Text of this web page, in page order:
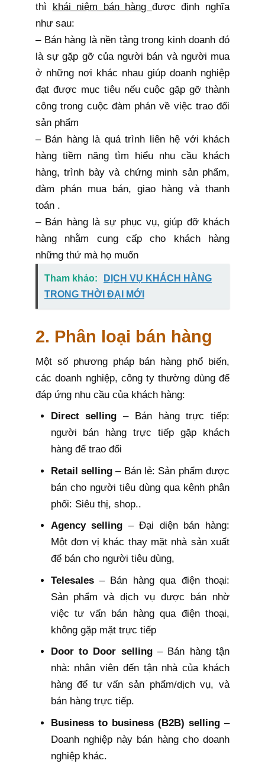
thì khái niệm bán hàng được định nghĩa
như sau:
– Bán hàng là nền tảng trong kinh doanh đó
là sự gặp gỡ của người bán và người mua
ở những nơi khác nhau giúp doanh nghiệp
đạt được mục tiêu nếu cuộc gặp gỡ thành
công trong cuộc đàm phán về việc trao đổi
sản phẩm
– Bán hàng là quá trình liên hệ với khách
hàng tiềm năng tìm hiểu nhu cầu khách
hàng, trình bày và chứng minh sản phẩm,
đàm phán mua bán, giao hàng và thanh
toán .
– Bán hàng là sự phục vụ, giúp đỡ khách
hàng nhằm cung cấp cho khách hàng
những thứ mà họ muốn
Tham khảo:
DỊCH VỤ KHÁCH HÀNG
TRONG THỜI ĐẠI MỚI
2. Phân loại bán hàng
Một số phương pháp bán hàng phổ biến,
các doanh nghiệp, công ty thường dùng để
đáp ứng nhu cầu của khách hàng:
Direct selling – Bán hàng trực tiếp:
người bán hàng trực tiếp gặp khách
hàng để trao đổi
Retail selling– Bán lẻ: Sản phẩm được
bán cho người tiêu dùng qua kênh phân
phối: Siêu thị, shop..
Agency selling – Đại diện bán hàng:
Một đơn vị khác thay mặt nhà sản xuất
để bán cho người tiêu dùng,
Telesales– Bán hàng qua điện thoại:
Sản phẩm và dịch vụ được bán nhờ
việc tư vấn bán hàng qua điện thoại,
không gặp mặt trực tiếp
Door to Door selling– Bán hàng tận
nhà: nhân viên đến tận nhà của khách
hàng để tư vấn sản phẩm/dịch vụ, và
bán hàng trực tiếp.
Business to business (B2B) selling–
Doanh nghiệp này bán hàng cho doanh
nghiệp khác.